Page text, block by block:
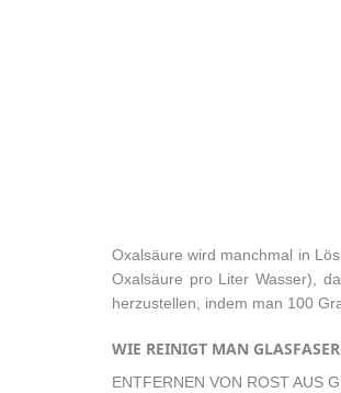
Oxalsäure wird manchmal in
Oxalsäure pro Liter Wasser),
herzustellen, indem man 100
WIE REINIGT MAN
ENTFERNEN VON ROST AUS